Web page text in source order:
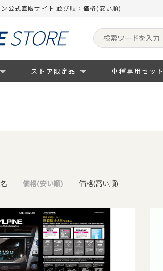
公式直販サイト 並び順：価格(安い順)
ストア限定品 車種専用セット
価格(安い順) 価格(高い順)